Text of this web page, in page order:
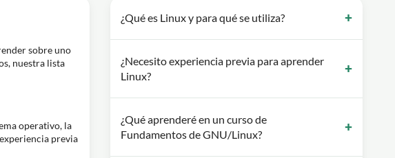
sobre uno
nuestra lista
operativo, la
previa
¿Qué es Linux y para qué se utiliza?
¿Necesito experiencia previa para aprender
Linux?
¿Qué aprenderé en un curso de
Fundamentos de GNU/Linux?